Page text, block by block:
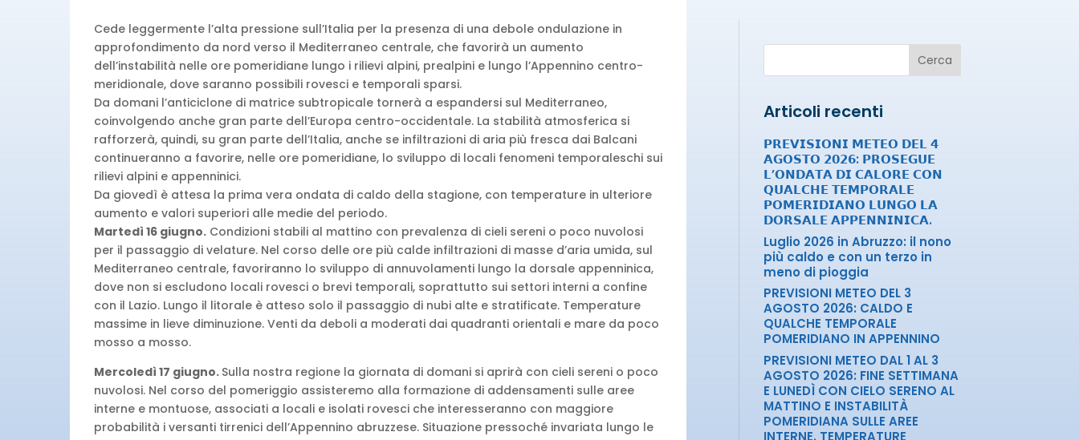
Cede leggermente l’alta pressione sull’Italia per la presenza di una debole ondulazione in
approfondimento da nord verso il Mediterraneo centrale, che favorirà un aumento
dell’instabilità nelle ore pomeridiane lungo i rilievi alpini, prealpini e lungo l’Appennino centro-
meridionale, dove saranno possibili rovesci e temporali sparsi.
Da domani l’anticiclone di matrice subtropicale tornerà a espandersi sul Mediterraneo,
coinvolgendo anche gran parte dell’Europa centro-occidentale. La stabilità atmosferica si
rafforzerà, quindi, su gran parte dell’Italia, anche se infiltrazioni di aria più fresca dai Balcani
continueranno a favorire, nelle ore pomeridiane, lo sviluppo di locali fenomeni temporaleschi sui
rilievi alpini e appenninici.
Da giovedì è attesa la prima vera ondata di caldo della stagione, con temperature in ulteriore
aumento e valori superiori alle medie del periodo.
Martedì 16 giugno. Condizioni stabili al mattino con prevalenza di cieli sereni o poco nuvolosi
per il passaggio di velature. Nel corso delle ore più calde infiltrazioni di masse d’aria umida, sul
Mediterraneo centrale, favoriranno lo sviluppo di annuvolamenti lungo la dorsale appenninica,
dove non si escludono locali rovesci o brevi temporali, soprattutto sui settori interni a confine
con il Lazio. Lungo il litorale è atteso solo il passaggio di nubi alte e stratificate. Temperature
massime in lieve diminuzione. Venti da deboli a moderati dai quadranti orientali e mare da poco
mosso a mosso.
Mercoledì 17 giugno. Sulla nostra regione la giornata di domani si aprirà con cieli sereni o poco
nuvolosi. Nel corso del pomeriggio assisteremo alla formazione di addensamenti sulle aree
interne e montuose, associati a locali e isolati rovesci che interesseranno con maggiore
probabilità i versanti tirrenici dell’Appennino abruzzese. Situazione pressoché invariata lungo le
Cerca
Articoli recenti
𝗣𝗥𝗘𝗩𝗜𝗦𝗜𝗢𝗡𝗜 𝗠𝗘𝗧𝗘𝗢 𝗗𝗘𝗟 𝟰
𝗔𝗚𝗢𝗦𝗧𝗢 𝟮𝟬𝟮𝟲: 𝗣𝗥𝗢𝗦𝗘𝗚𝗨𝗘
𝗟’𝗢𝗡𝗗𝗔𝗧𝗔 𝗗𝗜 𝗖𝗔𝗟𝗢𝗥𝗘 𝗖𝗢𝗡
𝗤𝗨𝗔𝗟𝗖𝗛𝗘 𝗧𝗘𝗠𝗣𝗢𝗥𝗔𝗟𝗘
𝗣𝗢𝗠𝗘𝗥𝗜𝗗𝗜𝗔𝗡𝗢 𝗟𝗨𝗡𝗚𝗢 𝗟𝗔
𝗗𝗢𝗥𝗦𝗔𝗟𝗘 𝗔𝗣𝗣𝗘𝗡𝗡𝗜𝗡𝗜𝗖𝗔.
Luglio 2026 in Abruzzo: il nono
più caldo e con un terzo in
meno di pioggia
PREVISIONI METEO DEL 3
AGOSTO 2026: CALDO E
QUALCHE TEMPORALE
POMERIDIANO IN APPENNINO
PREVISIONI METEO DAL 1 AL 3
AGOSTO 2026: FINE SETTIMANA
E LUNEDÌ CON CIELO SERENO AL
MATTINO E INSTABILITÀ
POMERIDIANA SULLE AREE
INTERNE. TEMPERATURE